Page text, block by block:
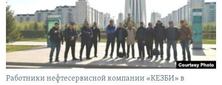
Работники нефтесервисной компании «КЕЗБИ» в